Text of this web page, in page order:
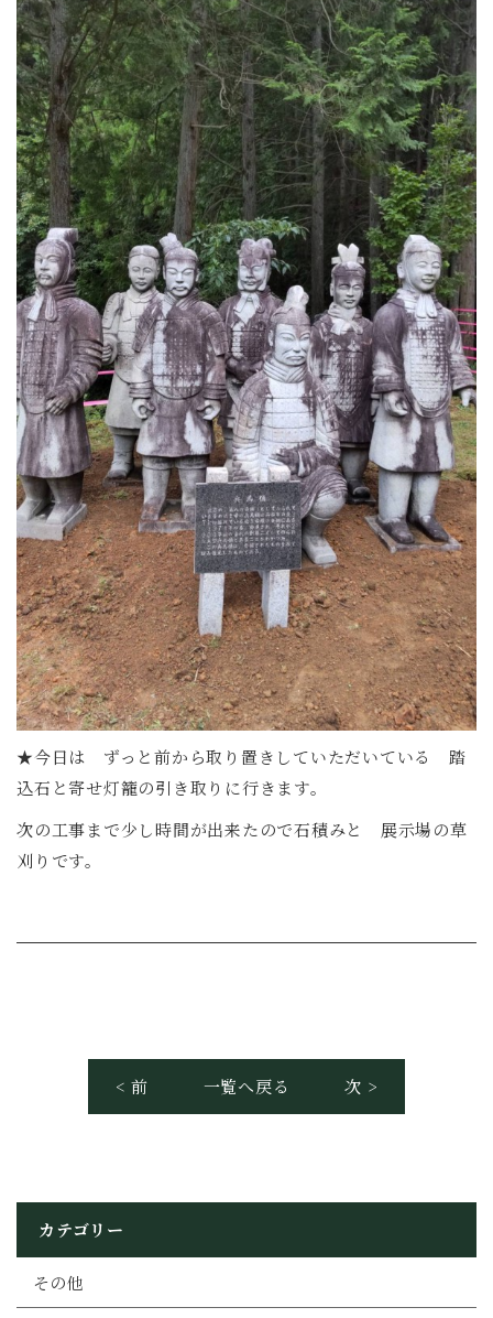
★今日は ずっと前から取り置きしていただいている 踏
込石と寄せ灯籠の引き取りに行きます。
次の工事まで少し時間が出来たので石積みと 展示場の草
刈りです。
< 前 一覧へ戻る 次 >
カテゴリー
その他